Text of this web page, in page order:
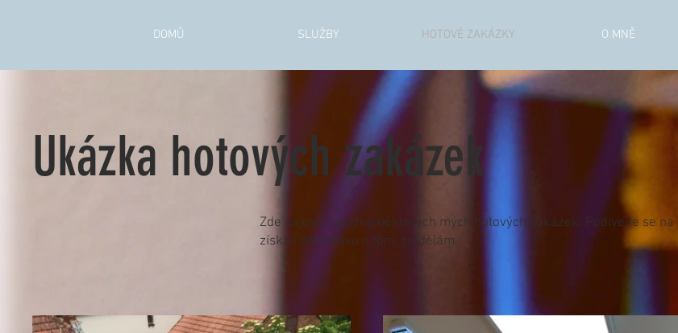
DOMŮ SLUŽBY HOTOVÉ ZAKÁZKY O MNĚ
Ukázka hotových zakázek
Zde najdete ukázku některých mých hotových zakázek. Podívejte se na
získali představu o tom, co dělám.